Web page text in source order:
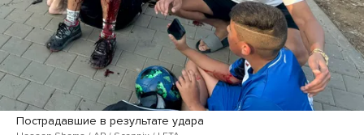
Пострадавшие в результате удара